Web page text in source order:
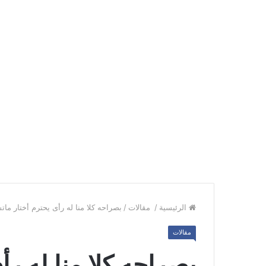
الرئيسية / مقالات / بصراحه كلا منا له رأى يحترم أختار
مقالات